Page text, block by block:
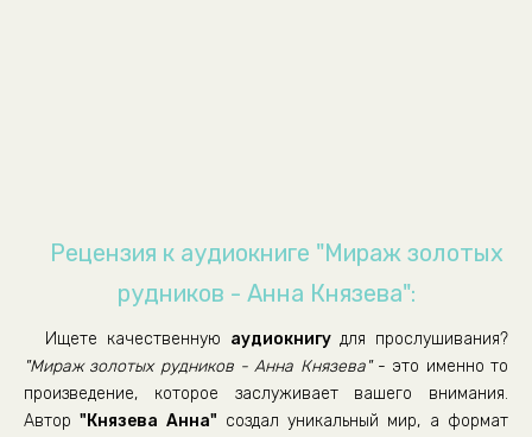
Нимфоманка
Метла с мотором
Оборотни
Разрыв
Рецензия к аудиокниге "Мираж золотых
рудников - Анна Князева":
Ищете качественную аудиокнигудля прослушивания?
"Мираж золотых рудников - Анна Князева"- это именно то
произведение, которое заслуживает вашего внимания.
Автор"Князева Анна" создал уникальный мир, а формат